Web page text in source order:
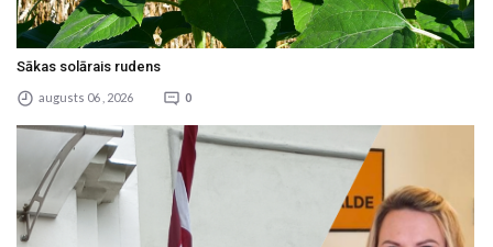
Sākas solārais rudens
augusts 06 , 2026 0